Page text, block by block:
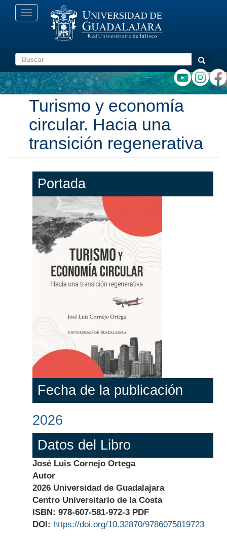
Pasar
Toggle
navigation
Buscar Buscar
Turismo y economía
circular. Hacia una
transición regenerativa
Portada
Fecha de la publicación
2026
Datos del Libro
José Luis Cornejo Ortega
Autor
2026 Universidad de Guadalajara
Centro Universitario de la Costa
ISBN: 978-607-581-972-3 PDF
DOI: https://doi.org/10.32870/9786075819723